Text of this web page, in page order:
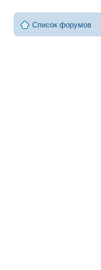
Список форумов